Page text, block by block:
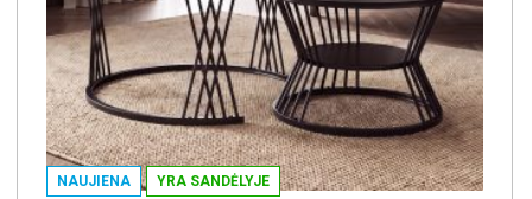
NAUJIENA YRA SANDĖLYJE